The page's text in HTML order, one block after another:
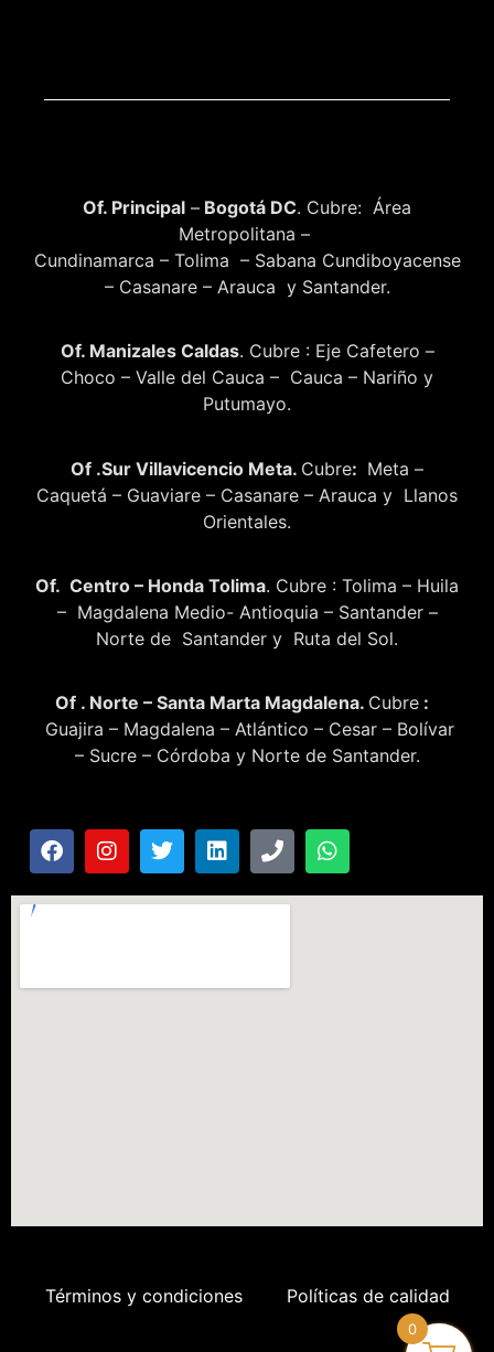
Of. Principal – Bogotá DC. Cubre: Área
Metropolitana –
Cundinamarca – Tolima – Sabana Cundiboyacense
– Casanare – Arauca y Santander.
Of. Manizales Caldas. Cubre : Eje Cafetero –
Choco – Valle del Cauca – Cauca – Nariño y
Putumayo.
Of .Sur Villavicencio Meta. Cubre: Meta –
Caquetá – Guaviare – Casanare – Arauca y Llanos
Orientales.
Of. Centro – Honda Tolima. Cubre : Tolima – Huila
– Magdalena Medio- Antioquia – Santander –
Norte de Santander y Ruta del Sol.
Of . Norte – Santa Marta Magdalena. Cubre :
Guajira – Magdalena – Atlántico – Cesar – Bolívar
– Sucre – Córdoba y Norte de Santander.
Términos y condiciones Políticas de calidad
0